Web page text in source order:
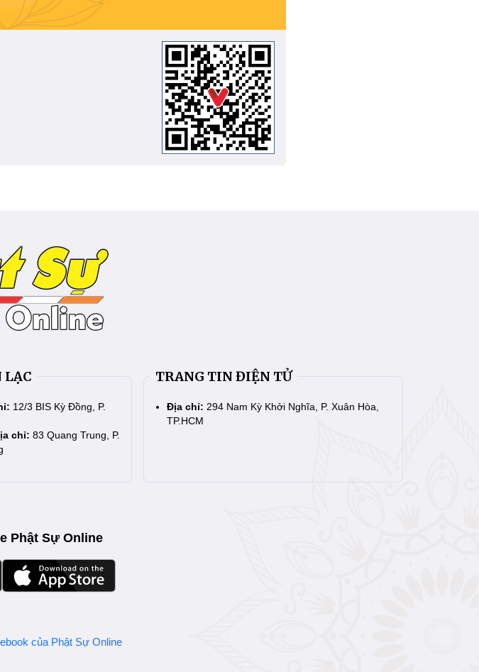
LẠC
12/3 BIS Kỳ Đồng, P.
chỉ: 83 Quang Trung, P.
TRANG TIN ĐIỆN TỬ
Địa chỉ: 294 Nam Kỳ Khởi Nghĩa, P. Xuân Hòa,
TP.HCM
Phật Sự Online
của Phật Sự Online